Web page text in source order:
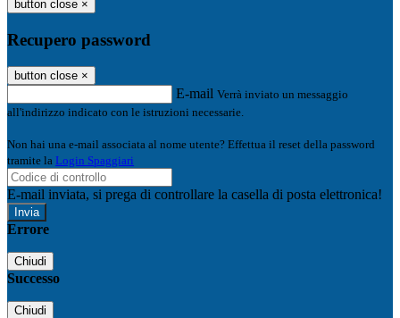
button close ×
Recupero password
button close ×
E-mail Verrà inviato un messaggio
all'indirizzo indicato con le istruzioni necessarie.
Non hai una e-mail associata al nome utente? Effettua il reset della password
tramite la Login Spaggiari
E-mail inviata, si prega di controllare la casella di posta elettronica!
Errore
Chiudi
Successo
Chiudi